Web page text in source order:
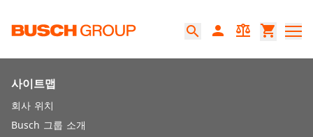
search person balance shopping_cart
사이트맵
회사 위치
Busch 그룹 소개